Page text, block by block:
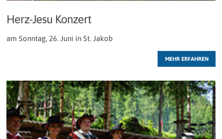
Herz-Jesu Konzert
am Sonntag, 26. Juni in St. Jakob
MEHR ERFAHREN